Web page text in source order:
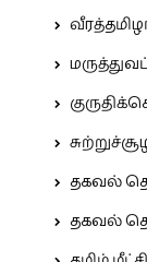
தகவல்
தகவல்